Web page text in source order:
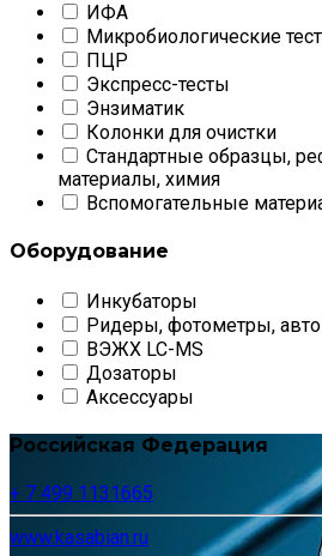
ИФА
Микробиологические
ПЦР
Экспресс-тесты
Энзиматик
Колонки для очистки
Стандартные образцы,
материалы, химия
Вспомогательные
Оборудование
Инкубаторы
Ридеры, фотометры,
ВЭЖХ LC-MS
Дозаторы
Аксессуары
Российская Федерация
+ 7 499 1131665
www.kasabian.ru